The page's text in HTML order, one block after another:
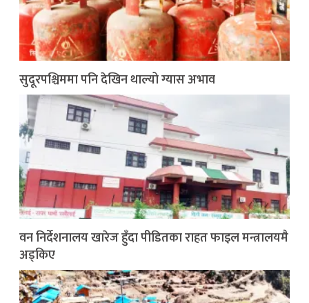
सुदूरपश्चिममा पनि देखिन थाल्यो ग्यास अभाव
वन निर्देशनालय खारेज हुँदा पीडितका राहत फाइल मन्त्रालयमै
अड्किए